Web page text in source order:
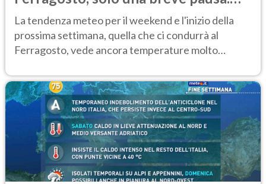
Ecco dove
La tendenza meteo per il weekend e l'inizio della
prossima settimana, quella che ci condurrà al
Ferragosto, vede ancora temperature molto